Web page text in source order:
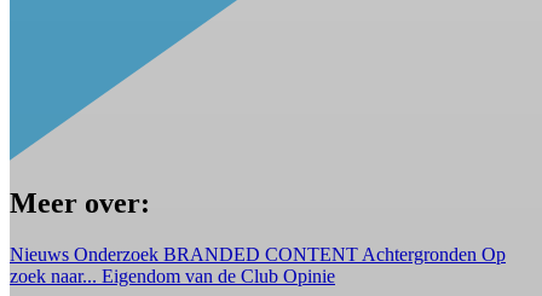
Meer over:
Nieuws Onderzoek BRANDED CONTENT Achtergronden Op
zoek naar... Eigendom van de Club Opinie